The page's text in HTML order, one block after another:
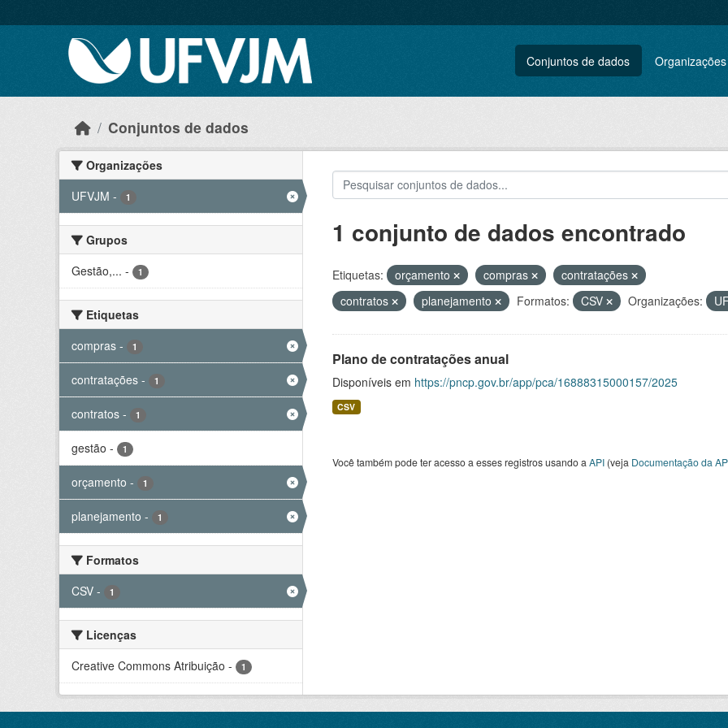
Conjuntos de dados Organizações
Conjuntos de dados
Organizações
UFVJM - 1
Grupos
Gestão,... - 1
Etiquetas
compras - 1
contratações - 1
contratos - 1
gestão - 1
orçamento - 1
planejamento - 1
Formatos
CSV - 1
Licenças
Creative Commons Atribuição - 1
1 conjunto de dados encontrado
Etiquetas: orçamento compras
contratações
contratos
planejamento Formatos: CSV Organizações:
Plano de contratações anual
Disponíveis em https://pncp.gov.br/app/pca/16888315000157/2025
CSV
Você também pode ter acesso a esses registros usando a API(veja Documentação da